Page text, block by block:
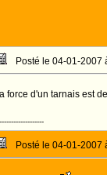
Posté le 04-01-2007
la force d'un tarnais est
Posté le 04-01-2007